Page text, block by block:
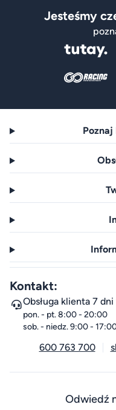
Jesteśmy
Poznaj
Kontakt:
Obsługa klienta 7
pon. - pt. 8:00 - 20:00
sob. - niedz. 9:00 -
600 763 700
Odwiedź